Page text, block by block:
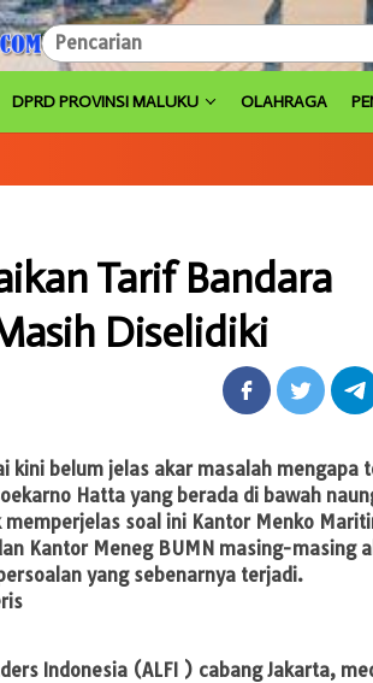
DPRD PROVINSI MALUKU OLAHRAGA
Tarif Bandara
Diselidiki
kini belum jelas akar masalah mengapa
Hatta yang berada di bawah
soal ini Kantor Menko
Kantor Meneg BUMN masing-masing
yang sebenarnya terjadi.
Indonesia (ALFI ) cabang Jakarta,